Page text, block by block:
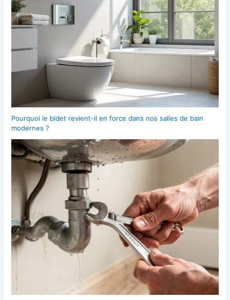
Pourquoi le bidet revient-il en force dans nos salles de bain
modernes ?